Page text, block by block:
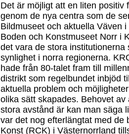
Det är möjligt att en liten positiv
genom de nya centra som de
Bildmuseet och aktuella Väven
Boden och Konstmuseet Norr i
det vara de stora
synlighet i norra regionerna.
hade från 80-talet fram till
distrikt som regelbundet inbjöd
aktuella problem och
olika sätt skapades. Behovet
stora avstånd är kan man säga
var det nog efterlängtat med de
Konst (RCK) i Västernorrland